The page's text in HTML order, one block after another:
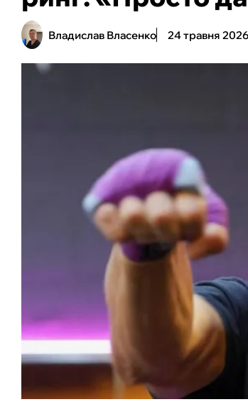
Владислав Власенко 24 травня